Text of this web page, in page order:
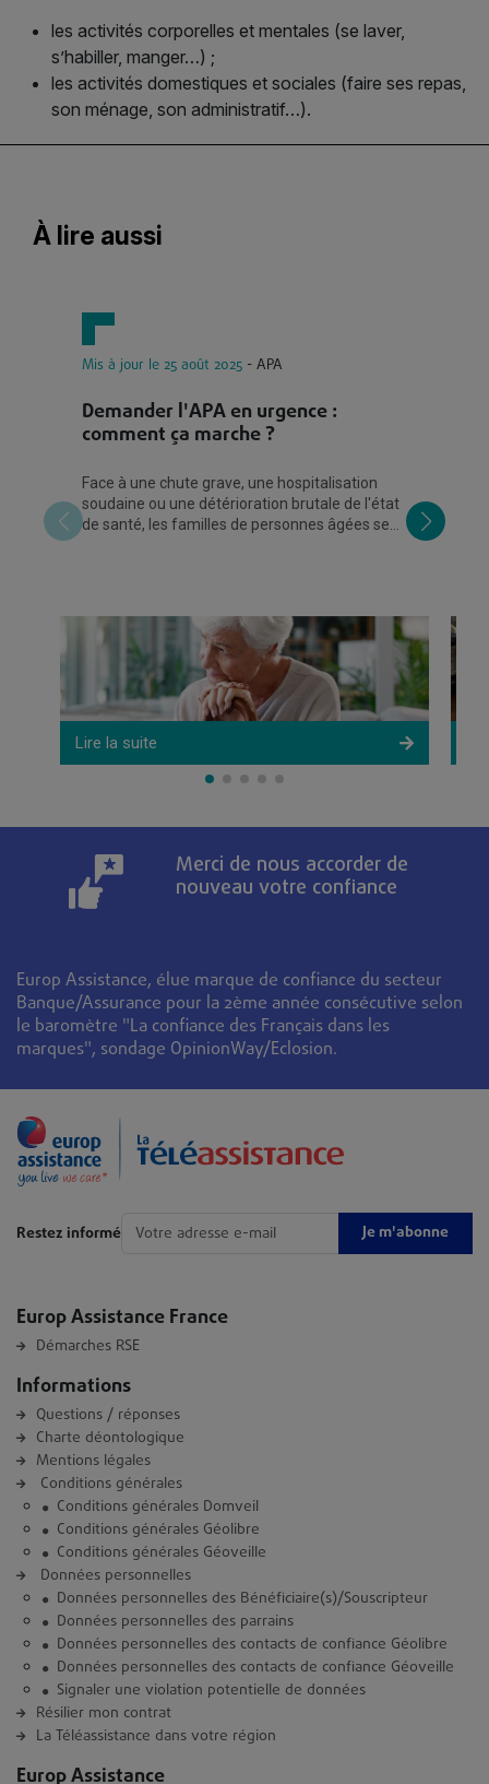
les activités corporelles et mentales (se laver,
s’habiller, manger…) ;
les activités domestiques et sociales (faire ses repas,
son ménage, son administratif…).
À lire aussi
Mis à jour le 25 août 2025 - APA
Demander l'APA en urgence :
comment ça marche ?
Face à une chute grave, une hospitalisation
soudaine ou une détérioration brutale de l'état
de santé, les familles de personnes âgées se
Lire la suite
Merci de nous accorder de
nouveau votre confiance
Europ Assistance, élue marque de confiance du secteur
Banque/Assurance pour la 2ème année consécutive selon
le baromètre "La confiance des Français dans les
marques", sondage OpinionWay/Eclosion.
Restez informé Je m'abonne
Europ Assistance France
Démarches RSE
Informations
Questions / réponses
Charte déontologique
Mentions légales
Conditions générales
Conditions générales Domveil
Conditions générales Géolibre
Conditions générales Géoveille
Données personnelles
Données personnelles des Bénéficiaire(s)/Souscripteur
Données personnelles des parrains
Données personnelles des contacts de confiance Géolibre
Données personnelles des contacts de confiance Géoveille
Signaler une violation potentielle de données
Résilier mon contrat
La Téléassistance dans votre région
Europ Assistance